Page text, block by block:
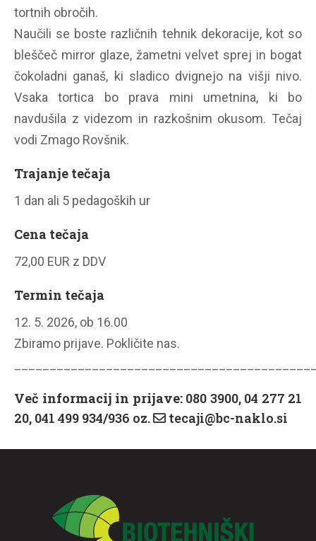
tortnih obročih.
Naučili se boste različnih tehnik dekoracije, kot so
bleščeč mirror glaze, žametni velvet sprej in bogat
čokoladni ganaš, ki sladico dvignejo na višji nivo.
Vsaka tortica bo prava mini umetnina, ki bo
navdušila z videzom in razkošnim okusom. Tečaj
vodi Zmago Rovšnik.
Trajanje tečaja
1 dan ali 5 pedagoških ur
Cena tečaja
72,00 EUR z DDV
Termin tečaja
12. 5. 2026, ob 16.00
Zbiramo prijave. Pokličite nas.
Več informacij in prijave:080 3900, 04 277 21
20, 041 499 934/936 oz.
tecaji@bc-naklo.si